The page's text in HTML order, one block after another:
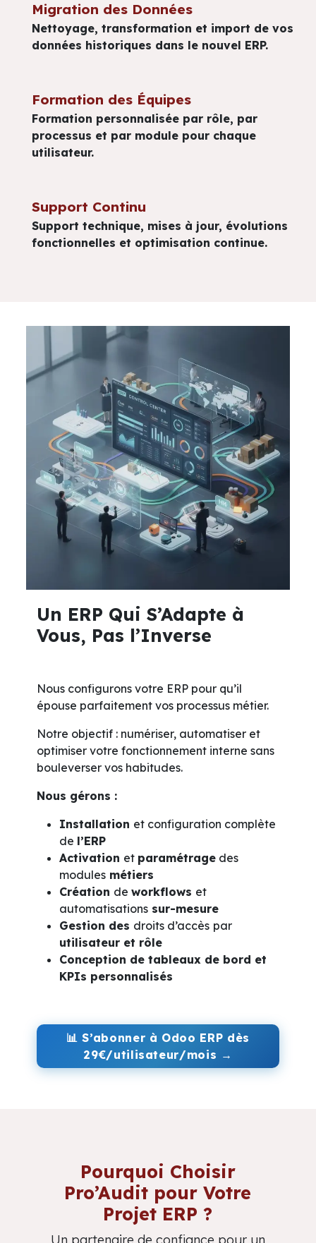
Migration des Données
Nettoyage, transformation et import de vos
données historiques dans le nouvel ERP.
Formation des Équipes
Formation personnalisée par rôle, par
processus et par module pour chaque
utilisateur.
Support Continu
Support technique, mises à jour, évolutions
fonctionnelles et optimisation continue.
Un ERP Qui S’Adapte à
Vous, Pas l’Inverse
Nous configurons votre ERP pour qu’il
épouse parfaitement vos processus métier.
Notre objectif : numériser, automatiser et
optimiser votre fonctionnement interne sans
bouleverser vos habitudes.
Nous gérons :
Installation et configuration complète
de l’ERP
Activation et paramétrage des
modules métiers
Création deworkflows et
automatisations sur-mesure
Gestion des droits d’accès par
utilisateur et rôle
Conception de tableaux de bord et
KPIs personnalisés
📊 S’abonner à Odoo ERP dès
29€/utilisateur/mois →
Pourquoi Choisir
Pro’Audit pour Votre
Projet ERP ?